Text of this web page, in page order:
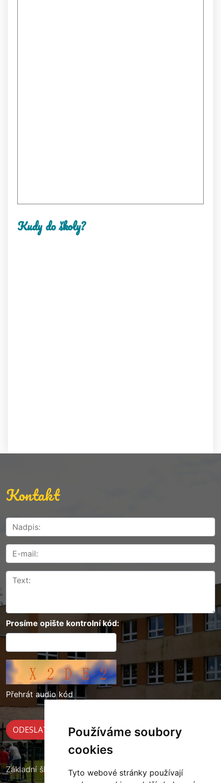
Používáme soubory
cookies
Tyto webové stránky používají
Kudy do školy?
Kontakt
Prosíme opište kontrolní kód:
Přehrát audio kód
Základní škola Cerekvice nad Loučnou